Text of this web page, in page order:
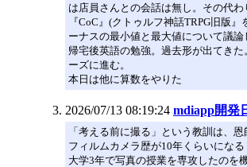
は店員さんとの会話は無し。その代わ
『CoC』(クトゥルフ神話TRPG旧版
ーナスの最小値と最大値について議論
帰宅後英語の勉強。過去形が出てき
ーズに進む。
本日は他に算数をやりた
2026/07/13 08:19:24 mdiapp開発
「考える前に撮る」という教訓は、
フィルムカメラ歴が10年くらいになる
大学3年で写真の授業を専攻したのを